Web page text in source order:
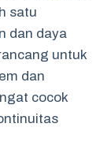
satu
dan daya
untuk
dan
cocok